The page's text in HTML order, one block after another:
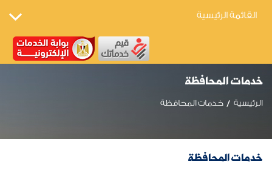
القائمة الرئيسية
خدمات المحافظة
الرئيسية خدمات المحافظة
خدمات المحافظة